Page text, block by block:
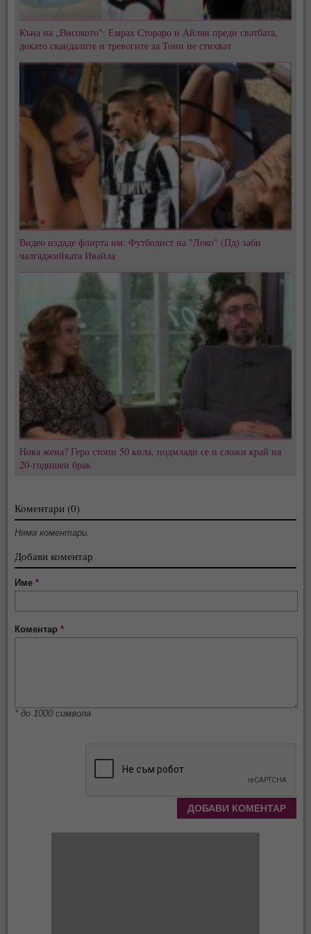
Къна на „Високото": Емрах Стораро и Айлян преди сватбата,
докато скандалите и тревогите за Тони не стихват
Видео издаде флирта им: Футболист на "Локо" (Пд) заби
чалгаджийката Ивайла
Нова жена? Геро стопи 50 кила, подмлади се и сложи край на
20-годишен брак
Коментари (0)
Няма коментари.
Добави коментар
Име*
Коментар*
* до 1000 символа